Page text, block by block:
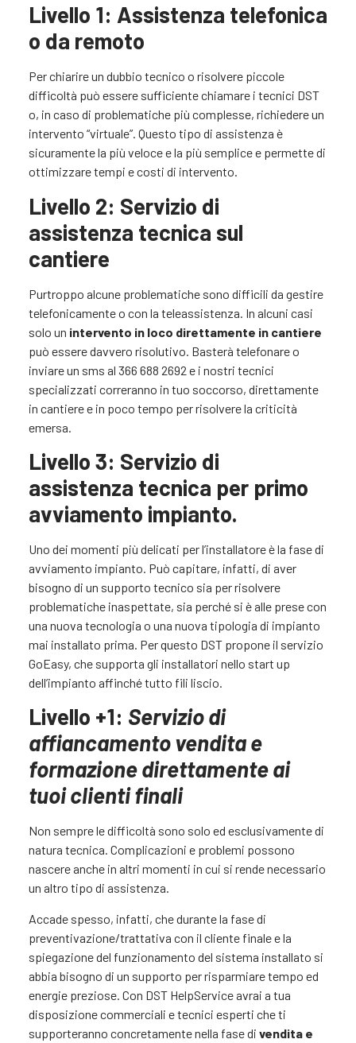
Livello 1: Assistenza telefonica
o da remoto
Per chiarire un dubbio tecnico o risolvere piccole
difficoltà può essere sufficiente chiamare i tecnici DST
o, in caso di problematiche più complesse, richiedere un
intervento “virtuale”. Questo tipo di assistenza è
sicuramente la più veloce e la più semplice e permette di
ottimizzare tempi e costi di intervento.
Livello 2: Servizio di
assistenza tecnica sul
cantiere
Purtroppo alcune problematiche sono difficili da gestire
telefonicamente o con la teleassistenza. In alcuni casi
solo un intervento in loco direttamente in cantiere
può essere davvero risolutivo. Basterà telefonare o
inviare un sms al 366 688 2692 e i nostri tecnici
specializzati correranno in tuo soccorso, direttamente
in cantiere e in poco tempo per risolvere la criticità
emersa.
Livello 3: Servizio di
assistenza tecnica per primo
avviamento impianto.
Uno dei momenti più delicati per l’installatore è la fase di
avviamento impianto. Può capitare, infatti, di aver
bisogno di un supporto tecnico sia per risolvere
problematiche inaspettate, sia perché si è alle prese con
una nuova tecnologia o una nuova tipologia di impianto
mai installato prima. Per questo DST propone il servizio
GoEasy, che supporta gli installatori nello start up
dell’impianto affinché tutto fili liscio.
Livello +1: Servizio di
affiancamento vendita e
formazione direttamente ai
tuoi clienti finali
Non sempre le difficoltà sono solo ed esclusivamente di
natura tecnica. Complicazioni e problemi possono
nascere anche in altri momenti in cui si rende necessario
un altro tipo di assistenza.
Accade spesso, infatti, che durante la fase di
preventivazione/trattativa con il cliente finale e la
spiegazione del funzionamento del sistema installato si
abbia bisogno di un supporto per risparmiare tempo ed
energie preziose. Con DST HelpService avrai a tua
disposizione commerciali e tecnici esperti che ti
supporteranno concretamente nella fase di vendita e